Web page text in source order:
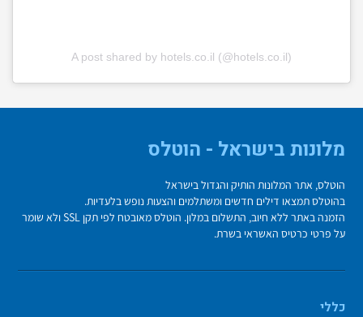
A post shared by hotels.co.il (@hotels.co.il)
מלונות בישראל - הוטלס
הוטלס, אתר המלונות הותיק והגדול בישראל
בהוטלס תמצאו דילים חדשים ומשתלמים והצעות נופש בלעדיות.
הזמנה באתר ללא חיוב, התשלום במלון. הוטלס מאובטח לפי תקן SSL ולא שומר
על פרטי כרטיס האשראי בשרת.
כללי